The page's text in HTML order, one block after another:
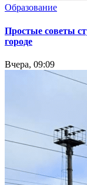
Образование
Простые советы
городе
Вчера, 09:09